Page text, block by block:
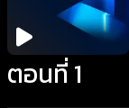
ตอนที่ 1